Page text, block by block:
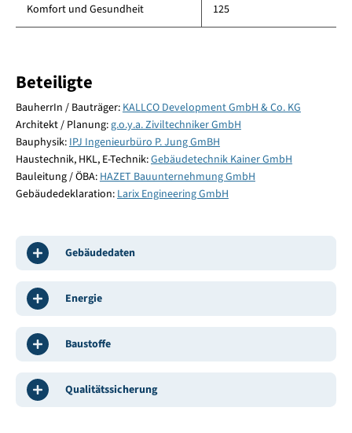
Komfort und Gesundheit 125
Beteiligte
BauherrIn / Bauträger:KALLCO Development GmbH & Co. KG
Architekt / Planung:g.o.y.a. Ziviltechniker GmbH
Bauphysik:IPJ Ingenieurbüro P. Jung GmBH
Haustechnik, HKL, E-Technik:Gebäudetechnik Kainer GmbH
Bauleitung / ÖBA:HAZET Bauunternehmung GmbH
Gebäudedeklaration:Larix Engineering GmbH
Gebäudedaten
Energie
Baustoffe
Qualitätssicherung